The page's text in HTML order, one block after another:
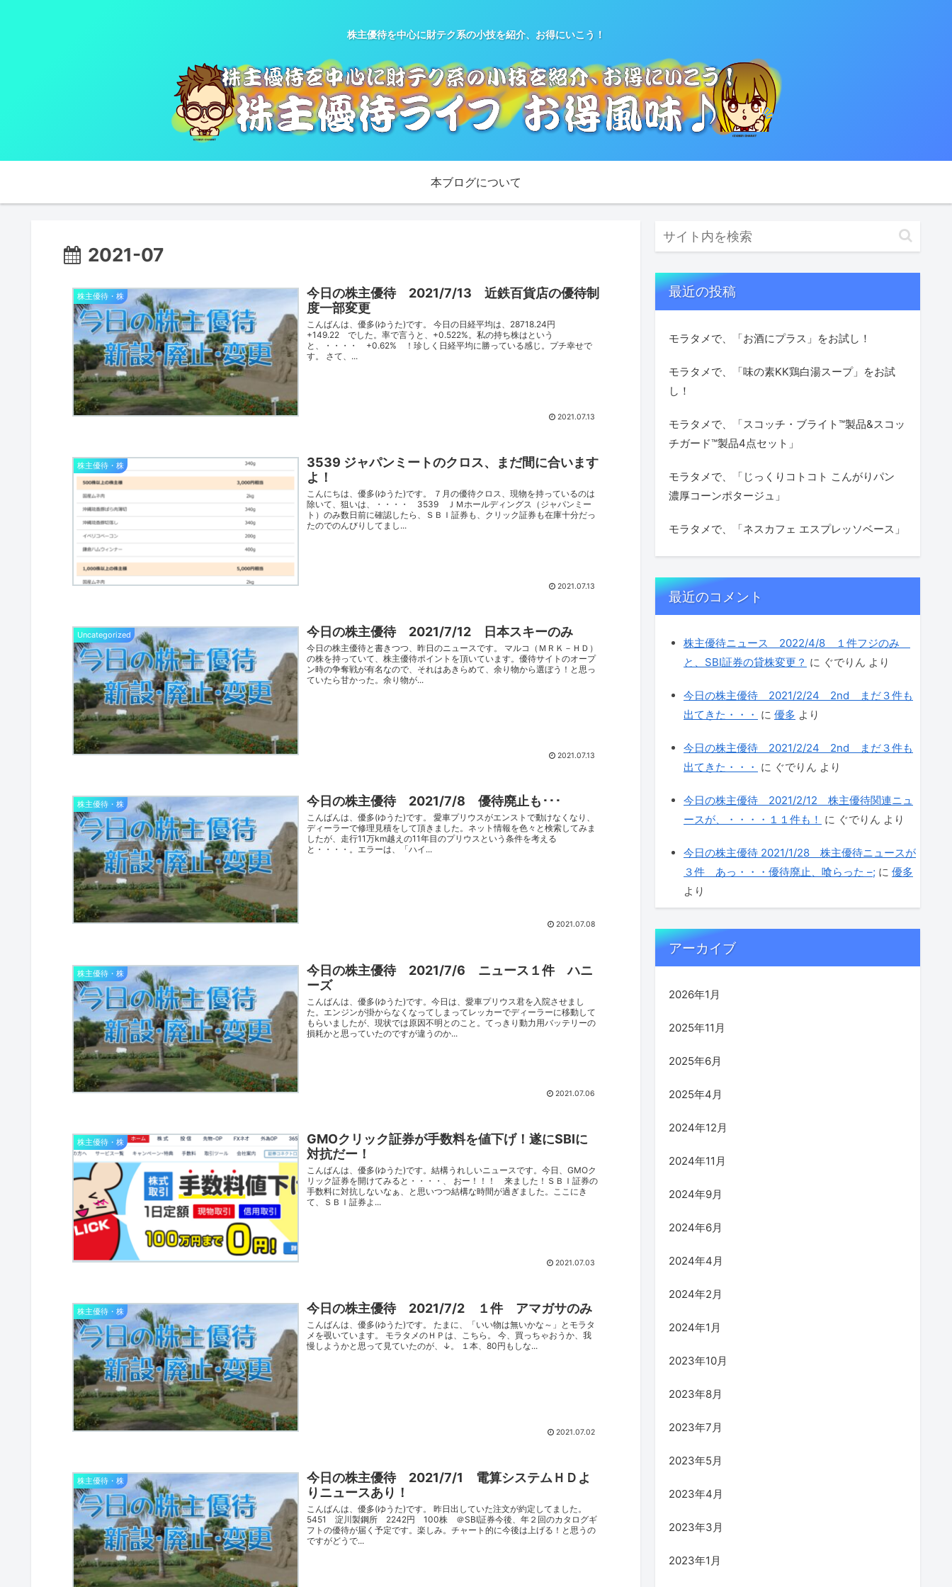
株主優待を中心に財テク系の小技を紹介、お得にいこう！
本ブログについて
2021-07
株主優待・株
今日の株主優待 2021/7/13 近鉄百貨店の優待制
度一部変更
こんばんは、優多(ゆうた)です。 今日の日経平均は、28718.24円
+149.22 でした。率で言うと、+0.522%。私の持ち株はという
と、・・・・ +0.62% ！珍しく日経平均に勝っている感じ。プチ幸せで
す。 さて、...
2021.07.13
株主優待・株
3539 ジャパンミートのクロス、まだ間に合います
よ！
こんにちは、優多(ゆうた)です。 ７月の優待クロス、現物を持っているのは
除いて、狙いは、・・・・ 3539 ＪＭホールディングス（ジャパンミー
ト）のみ数日前に確認したら、ＳＢＩ証券も、クリック証券も在庫十分だっ
たのでのんびりしてまし...
2021.07.13
Uncategorized 今日の株主優待 2021/7/12 日本スキーのみ
今日の株主優待と書きつつ、昨日のニュースです。 マルコ（ＭＲＫ－ＨＤ）
の株を持っていて、株主優待ポイントを頂いています。優待サイトのオープ
ン時の争奪戦が有名なので、それはあきらめて、余り物から選ぼう！と思っ
ていたら甘かった。余り物が...
2021.07.13
株主優待・株 今日の株主優待 2021/7/8 優待廃止も･･･
こんばんは、優多(ゆうた)です。 愛車プリウスがエンストで動けなくなり、
ディーラーで修理見積をして頂きました。ネット情報を色々と検索してみま
したが、走行11万km越えの11年目のプリウスという条件を考える
と・・・・。エラーは、「ハイ...
2021.07.08
株主優待・株
今日の株主優待 2021/7/6 ニュース１件 ハニ
ーズ
こんばんは、優多(ゆうた)です。今日は、愛車プリウス君を入院させまし
た。エンジンが掛からなくなってしまってレッカーでディーラーに移動して
もらいましたが、現状では原因不明とのこと。てっきり動力用バッテリーの
損耗かと思っていたのですが違うのか...
2021.07.06
株主優待・株
GMOクリック証券が手数料を値下げ！遂にSBIに
対抗だー！
こんばんは、優多(ゆうた)です。結構うれしいニュースです。今日、GMOク
リック証券を開けてみると・・・・、 おー！！！ 来ました！ＳＢＩ証券の
手数料に対抗しないなぁ、と思いつつ結構な時間が過ぎました。ここにき
て、ＳＢＩ証券よ...
2021.07.03
株主優待・株 今日の株主優待 2021/7/2 １件 アマガサのみ
こんばんは、優多(ゆうた)です。 たまに、「いい物は無いかな～」とモラタ
メを覗いています。 モラタメのＨＰは、こちら。 今、買っちゃおうか、我
慢しようかと思って見ていたのが、↓。 １本、80円もしな...
2021.07.02
株主優待・株
今日の株主優待 2021/7/1 電算システムＨＤよ
りニュースあり！
こんばんは、優多(ゆうた)です。 昨日出していた注文が約定してました。
5451 淀川製鋼所 2242円 100株 ＠SBI証券今後、年２回のカタログギ
フトの優待が届く予定です。楽しみ。チャート的に今後は上げる！と思うの
ですがどうで...
最近の投稿
モラタメで、「お酒にプラス」をお試し！
モラタメで、「味の素KK鶏白湯スープ」をお試
し！
モラタメで、「スコッチ・ブライト™製品&スコッ
チガード™製品4点セット」
モラタメで、「じっくりコトコト こんがりパン
濃厚コーンポタージュ」
モラタメで、「ネスカフェ エスプレッソベース」
最近のコメント
株主優待ニュース 2022/4/8 １件フジのみ
と、SBI証券の貸株変更？ に ぐでりん より
今日の株主優待 2021/2/24 2nd まだ３件も
出てきた・・・ に 優多 より
今日の株主優待 2021/2/24 2nd まだ３件も
出てきた・・・ に ぐでりん より
今日の株主優待 2021/2/12 株主優待関連ニュ
ースが、・・・・１１件も！ に ぐでりん より
今日の株主優待 2021/1/28 株主優待ニュースが
３件 あっ・・・優待廃止、喰らった –; に 優多
より
アーカイブ
2026年1月
2025年11月
2025年6月
2025年4月
2024年12月
2024年11月
2024年9月
2024年6月
2024年4月
2024年2月
2024年1月
2023年10月
2023年8月
2023年7月
2023年5月
2023年4月
2023年3月
2023年1月